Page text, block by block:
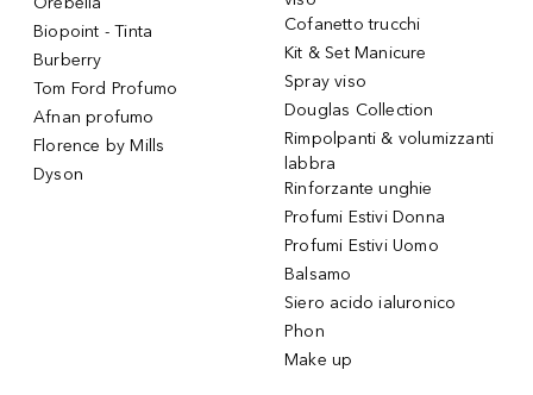
Biopoint - Tinta
Burberry
Tom Ford Profumo
Afnan profumo
Florence by Mills
Dyson
Cofanetto trucchi
Kit & Set Manicure
Spray viso
Douglas Collection
Rimpolpanti & volumizzanti
labbra
Rinforzante unghie
Profumi Estivi Donna
Profumi Estivi Uomo
Balsamo
Siero acido ialuronico
Phon
Make up